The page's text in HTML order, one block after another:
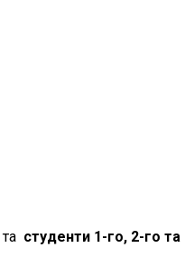
та студенти 1-го, 2-го та